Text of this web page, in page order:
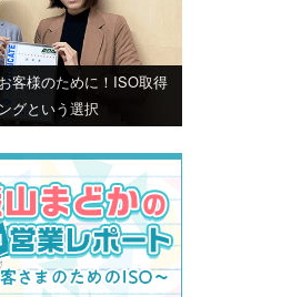
客様のために！ISO取得
グという選択